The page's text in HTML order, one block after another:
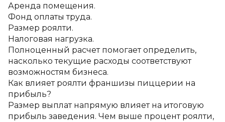
Аренда помещения.
Фонд оплаты труда.
Размер роялти.
Налоговая нагрузка.
Полноценный расчет помогает определить,
насколько текущие расходы соответствуют
возможностям бизнеса.
Как влияет роялти франшизы пиццерии на
прибыль?
Размер выплат напрямую влияет на итоговую
прибыль заведения. Чем выше процент роялти,